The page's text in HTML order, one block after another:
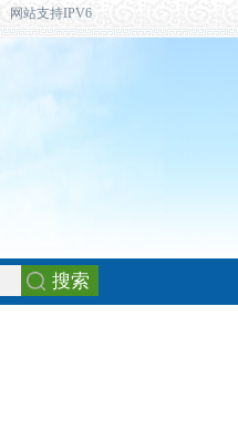
网站支持IPV6
搜索